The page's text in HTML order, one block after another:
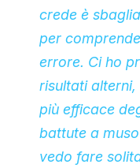
crede è
per
errore. Ci ho
risultati
più efficace
battute a
vedo fare